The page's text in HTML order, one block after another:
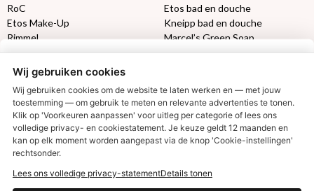
RoC
Etos Make-Up
Rimmel
Max Factor
Etos bad en douche
Kneipp bad en douche
Marcel’s Green Soap
Oral-B
Etos aanbiedingen:
Aussie
Gillette
Gezichtsverzorging
Syoss
DETOXEN
Always
Libresse
Gliss Kur
Etos billendoekjes
Wij gebruiken cookies
Wij gebruiken cookies om de website te laten werken en — met jouw
toestemming — om gebruik te meten en relevante advertenties te tonen.
Klik op 'Voorkeuren aanpassen' voor uitleg per categorie of lees ons
volledige privacy- en cookiestatement. Je keuze geldt 12 maanden en
kan op elk moment worden aangepast via de knop 'Cookie-instellingen'
rechtsonder.
Lees ons volledige privacy-statementDetails tonen
€2,50 korting?